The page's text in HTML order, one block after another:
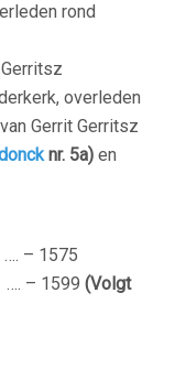
rond
overleden
Gerrit Gerritsz
nr. 5a) en
– 1575
– 1599 (Volgt